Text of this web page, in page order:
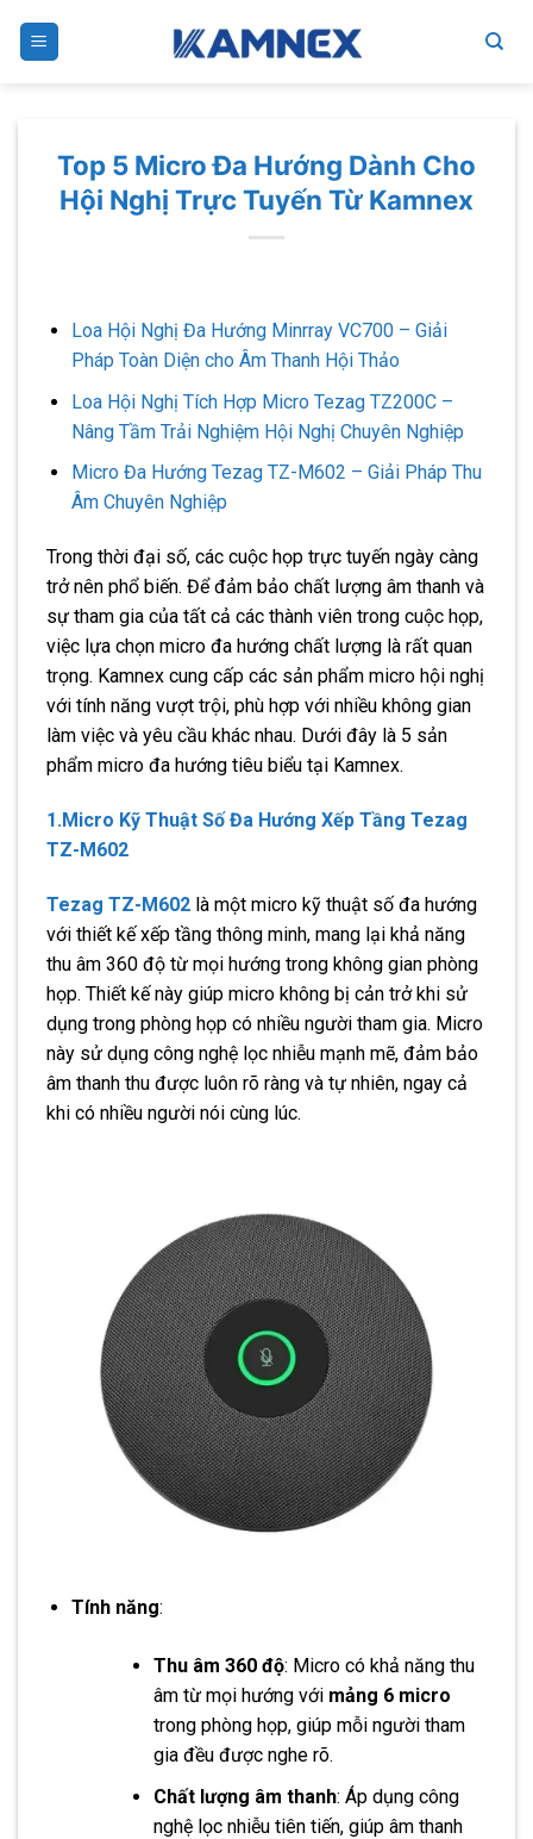
Top 5 Micro Đa Hướng Dành Cho
Hội Nghị Trực Tuyến Từ Kamnex
Loa Hội Nghị Đa Hướng Minrray VC700 – Giải
Pháp Toàn Diện cho Âm Thanh Hội Thảo
Loa Hội Nghị Tích Hợp Micro Tezag TZ200C –
Nâng Tầm Trải Nghiệm Hội Nghị Chuyên Nghiệp
Micro Đa Hướng Tezag TZ-M602 – Giải Pháp Thu
Âm Chuyên Nghiệp
Trong thời đại số, các cuộc họp trực tuyến ngày càng
trở nên phổ biến. Để đảm bảo chất lượng âm thanh và
sự tham gia của tất cả các thành viên trong cuộc họp,
việc lựa chọn micro đa hướng chất lượng là rất quan
trọng. Kamnex cung cấp các sản phẩm micro hội nghị
với tính năng vượt trội, phù hợp với nhiều không gian
làm việc và yêu cầu khác nhau. Dưới đây là 5 sản
phẩm micro đa hướng tiêu biểu tại Kamnex.
1.Micro Kỹ Thuật Số Đa Hướng Xếp Tầng Tezag
TZ-M602
Tezag TZ-M602 là một micro kỹ thuật số đa hướng
với thiết kế xếp tầng thông minh, mang lại khả năng
thu âm 360 độ từ mọi hướng trong không gian phòng
họp. Thiết kế này giúp micro không bị cản trở khi sử
dụng trong phòng họp có nhiều người tham gia. Micro
này sử dụng công nghệ lọc nhiễu mạnh mẽ, đảm bảo
âm thanh thu được luôn rõ ràng và tự nhiên, ngay cả
khi có nhiều người nói cùng lúc.
Tính năng:
Thu âm 360 độ: Micro có khả năng thu
âm từ mọi hướng với mảng 6 micro
trong phòng họp, giúp mỗi người tham
gia đều được nghe rõ.
Chất lượng âm thanh: Áp dụng công
nghệ lọc nhiễu tiên tiến, giúp âm thanh